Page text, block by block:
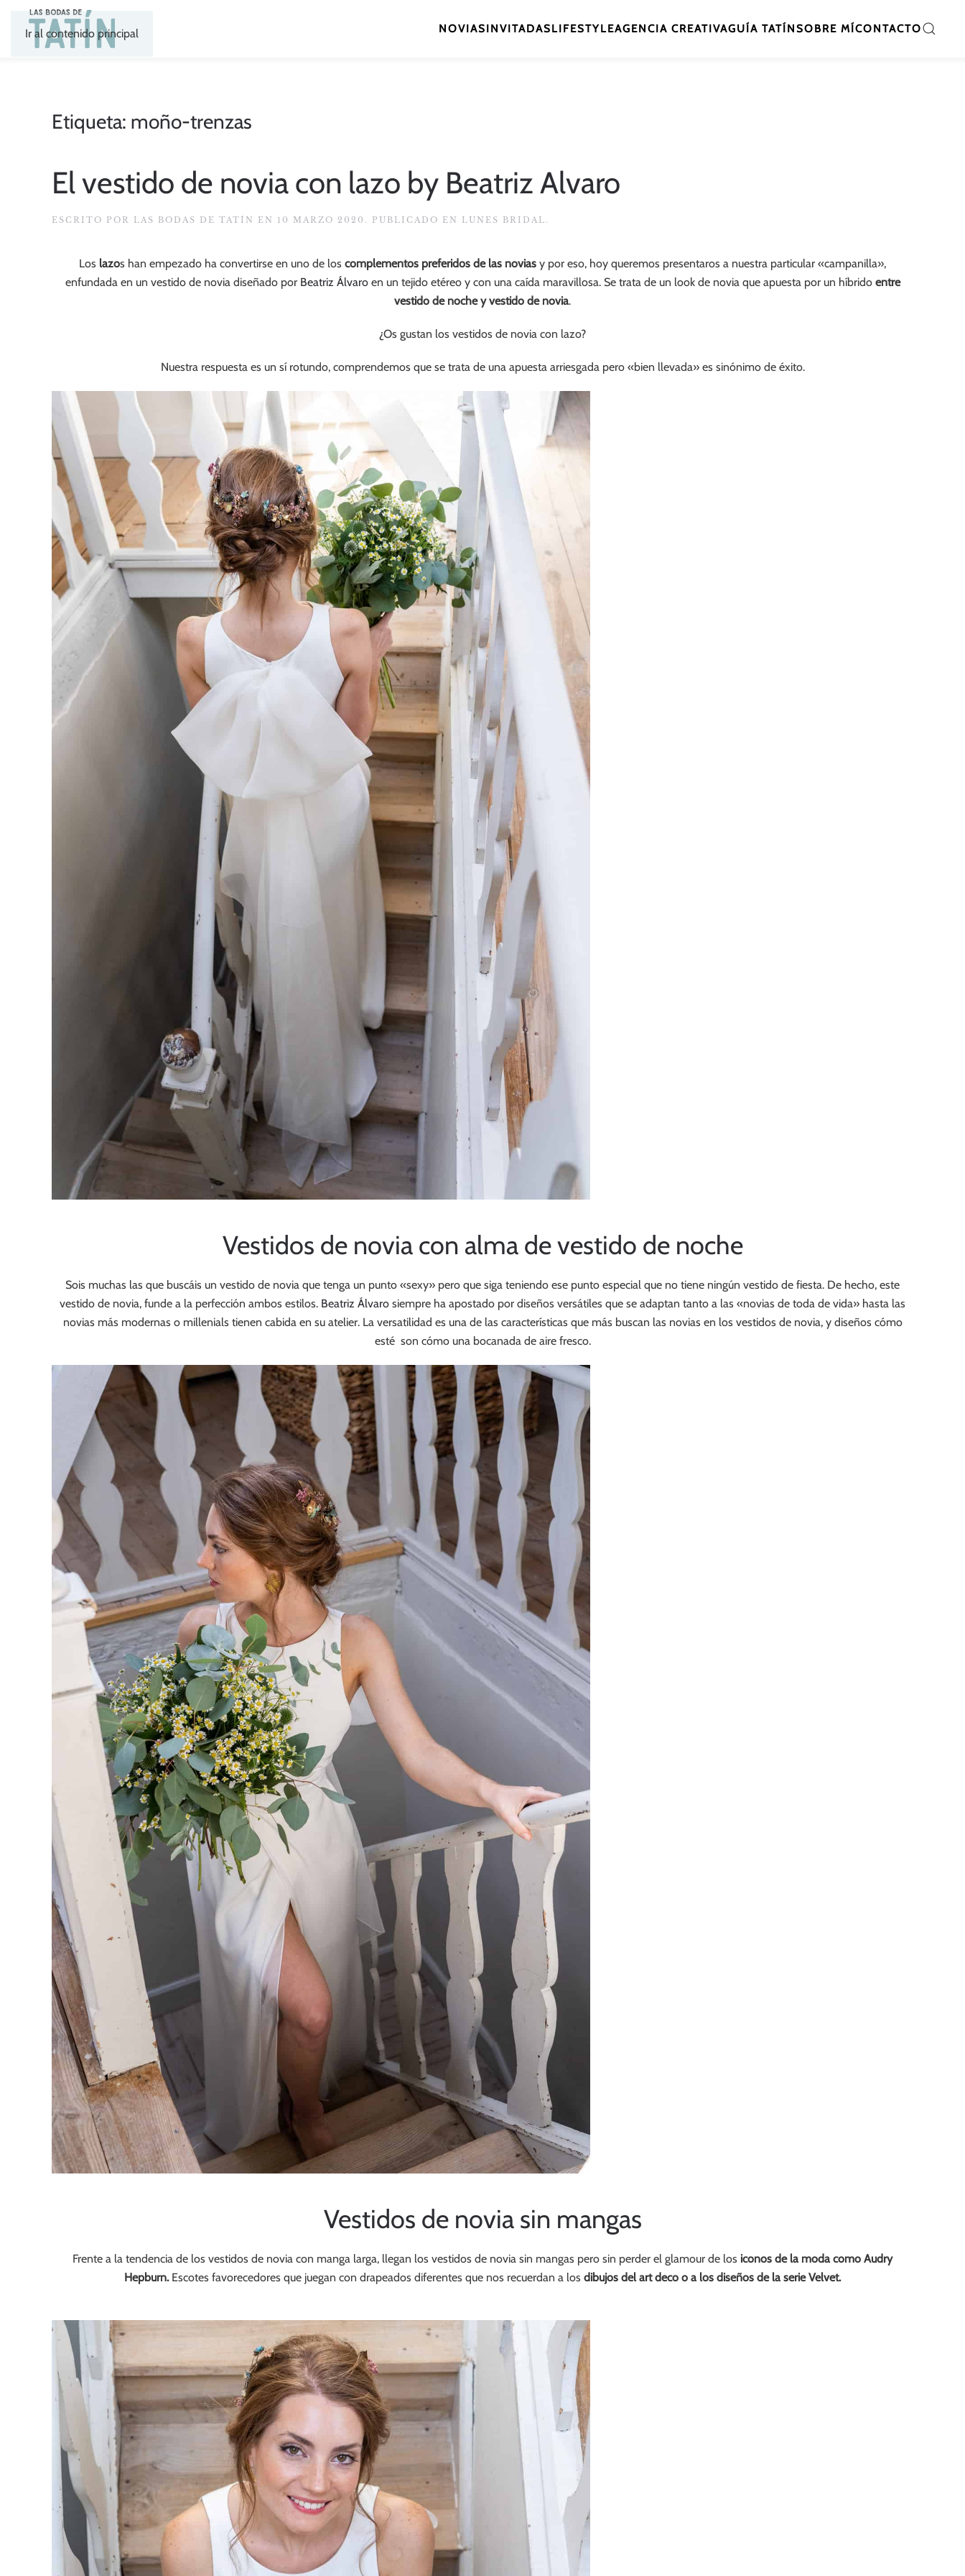
Ir al contenido principal NOVIASINVITADASLIFESTYLEAGENCIA CREATIVAGUÍA TATÍNSOBRE MÍCONTACTO
Etiqueta: moño-trenzas
El vestido de novia con lazo by Beatriz Alvaro
ESCRITO POR LAS BODAS DE TATÍN EN 10 MARZO 2020 . PUBLICADO EN LUNES BRIDAL .
Los lazos han empezado ha convertirse en uno de los complementos preferidos de las novias y por eso, hoy queremos presentaros a nuestra particular «campanilla»,
enfundada en un vestido de novia diseñado por Beatriz Álvaroen un tejido etéreo y con una caída maravillosa. Se trata de un look de novia que apuesta por un híbrido entre
vestido de noche y vestido de novia.
¿Os gustan los vestidos de novia con lazo?
Nuestra respuesta es un sí rotundo, comprendemos que se trata de una apuesta arriesgada pero «bien llevada» es sinónimo de éxito.
Vestidos de novia con alma de vestido de noche
Sois muchas las que buscáis un vestido de novia que tenga un punto «sexy» pero que siga teniendo ese punto especial que no tiene ningún vestido de fiesta. De hecho, este
vestido de novia, funde a la perfección ambos estilos. Beatriz Álvaro siempre ha apostado por diseños versátiles que se adaptan tanto a las «novias de toda de vida» hasta las
novias más modernas o millenials tienen cabida en su atelier. La versatilidad es una de las características que más buscan las novias en los vestidos de novia, y diseños cómo
esté son cómo una bocanada de aire fresco.
Vestidos de novia sin mangas
Frente a la tendencia de los vestidos de novia con manga larga, llegan los vestidos de novia sin mangas pero sin perder el glamour de los iconos de la moda como Audry
Hepburn.Escotes favorecedores que juegan con drapeados diferentes que nos recuerdan a los dibujos del art deco o a los diseños de la serie Velvet.